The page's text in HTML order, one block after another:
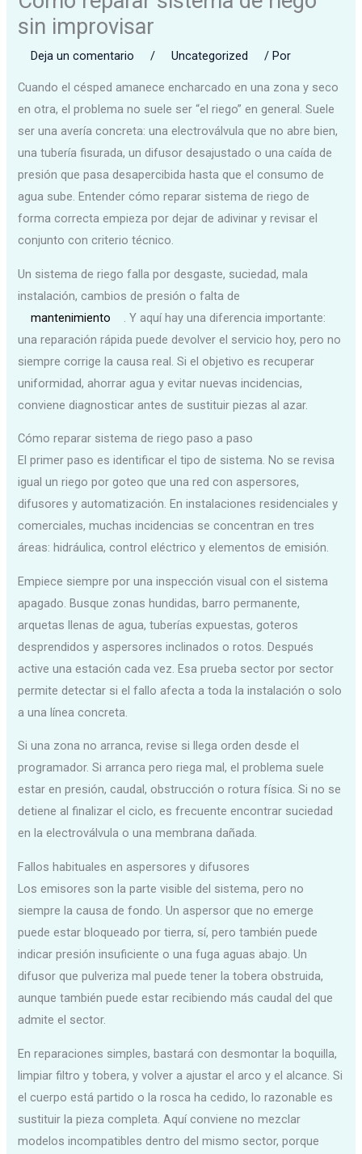
sin improvisar
Deja un comentario / Uncategorized / Por
Cuando el césped amanece encharcado en una zona y seco
en otra, el problema no suele ser “el riego” en general. Suele
ser una avería concreta: una electroválvula que no abre bien,
una tubería fisurada, un difusor desajustado o una caída de
presión que pasa desapercibida hasta que el consumo de
agua sube. Entender cómo reparar sistema de riego de
forma correcta empieza por dejar de adivinar y revisar el
conjunto con criterio técnico.
Un sistema de riego falla por desgaste, suciedad, mala
instalación, cambios de presión o falta de
mantenimiento
. Y aquí hay una diferencia importante:
una reparación rápida puede devolver el servicio hoy, pero no
siempre corrige la causa real. Si el objetivo es recuperar
uniformidad, ahorrar agua y evitar nuevas incidencias,
conviene diagnosticar antes de sustituir piezas al azar.
Cómo reparar sistema de riego paso a paso
El primer paso es identificar el tipo de sistema. No se revisa
igual un riego por goteo que una red con aspersores,
difusores y automatización. En instalaciones residenciales y
comerciales, muchas incidencias se concentran en tres
áreas: hidráulica, control eléctrico y elementos de emisión.
Empiece siempre por una inspección visual con el sistema
apagado. Busque zonas hundidas, barro permanente,
arquetas llenas de agua, tuberías expuestas, goteros
desprendidos y aspersores inclinados o rotos. Después
active una estación cada vez. Esa prueba sector por sector
permite detectar si el fallo afecta a toda la instalación o solo
a una línea concreta.
Si una zona no arranca, revise si llega orden desde el
programador. Si arranca pero riega mal, el problema suele
estar en presión, caudal, obstrucción o rotura física. Si no se
detiene al finalizar el ciclo, es frecuente encontrar suciedad
en la electroválvula o una membrana dañada.
Fallos habituales en aspersores y difusores
Los emisores son la parte visible del sistema, pero no
siempre la causa de fondo. Un aspersor que no emerge
puede estar bloqueado por tierra, sí, pero también puede
indicar presión insuficiente o una fuga aguas abajo. Un
difusor que pulveriza mal puede tener la tobera obstruida,
aunque también puede estar recibiendo más caudal del que
admite el sector.
En reparaciones simples, bastará con desmontar la boquilla,
limpiar filtro y tobera, y volver a ajustar el arco y el alcance. Si
el cuerpo está partido o la rosca ha cedido, lo razonable es
sustituir la pieza completa. Aquí conviene no mezclar
modelos incompatibles dentro del mismo sector, porque